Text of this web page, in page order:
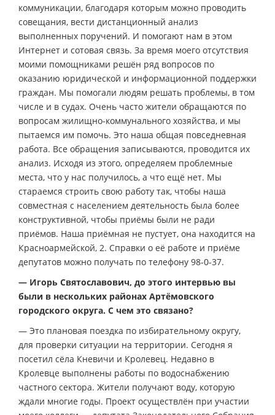
коммуникации, благодаря которым можно проводить
совещания, вести дистанционный анализ
выполненных поручений. И помогают нам в этом
Интернет и сотовая связь. За время моего отсутствия
моими помощниками решён ряд вопросов по
оказанию юридической и информационной поддержки
граждан. Мы помогали людям решать проблемы, в том
числе и в судах. Очень часто жители обращаются по
вопросам жилищно-коммунального хозяйства, и мы
пытаемся им помочь. Это наша общая повседневная
работа. Все обращения записываются, проводится их
анализ. Исходя из этого, определяем проблемные
места, что у нас получилось, а что ещё нет. Мы
стараемся строить свою работу так, чтобы наша
совместная с населением деятельность была более
конструктивной, чтобы приёмы были не ради
приёмов. Наша приёмная не пустует, она находится на
Красноармейской, 2. Справки о её работе и приёме
депутатов можно получать по телефону 98-0-37.
— Игорь Святославович, до этого интервью вы
были в нескольких районах Артёмовского
городского округа. С чем это связано?
— Это плановая поездка по избирательному округу,
для проверки ситуации на территории. Сегодня я
посетил сёла Кневичи и Кролевец. Недавно в
Кролевце выполнены работы по водоснабжению
частного сектора. Жители получают воду, которую
ждали многие годы. Проект осуществлён при участии